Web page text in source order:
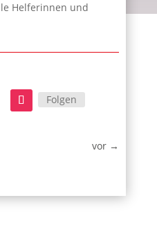
Helferinnen und
Folgen
vor →